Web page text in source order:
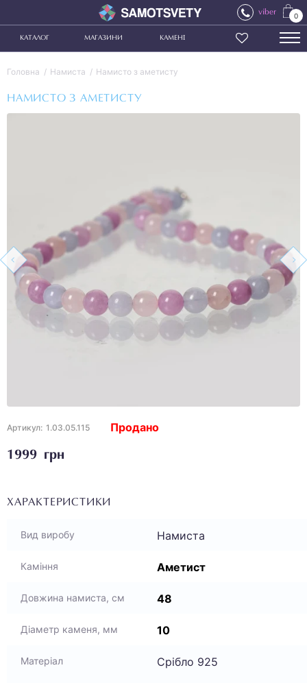
viber 0
КАТАЛОГ МАГАЗИНИ КАМЕНІ
Головна Намиста Намисто з аметисту
НАМИСТО З АМЕТИСТУ
Артикул: 1.03.05.115
1999 грн
Продано
ХАРАКТЕРИСТИКИ
Вид виробу Намиста
Каміння Аметист
Довжина намиста, см 48
Діаметр каменя, мм 10
Матеріал Срібло 925